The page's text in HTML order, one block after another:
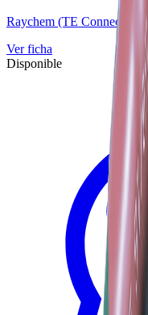
Raychem (TE Connectivity)
Ver ficha
Disponible